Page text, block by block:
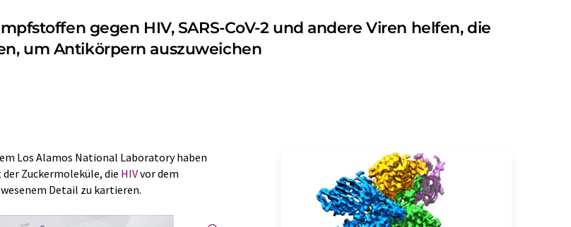
gegen HIV, SARS-CoV-2 und andere Viren helfen, die
um Antikörpern auszuweichen
Los Alamos National Laboratory haben
Zuckermoleküle, die HIVvor dem
Detail zu kartieren.